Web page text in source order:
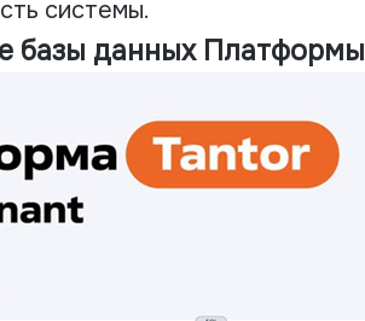
системы.
базы данных Платформы